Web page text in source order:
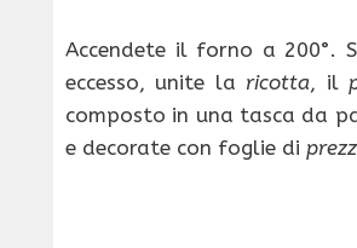
Accendete il forno a 200°.
eccesso, unite la ricotta, il
composto in una tasca da
e decorate con foglie di